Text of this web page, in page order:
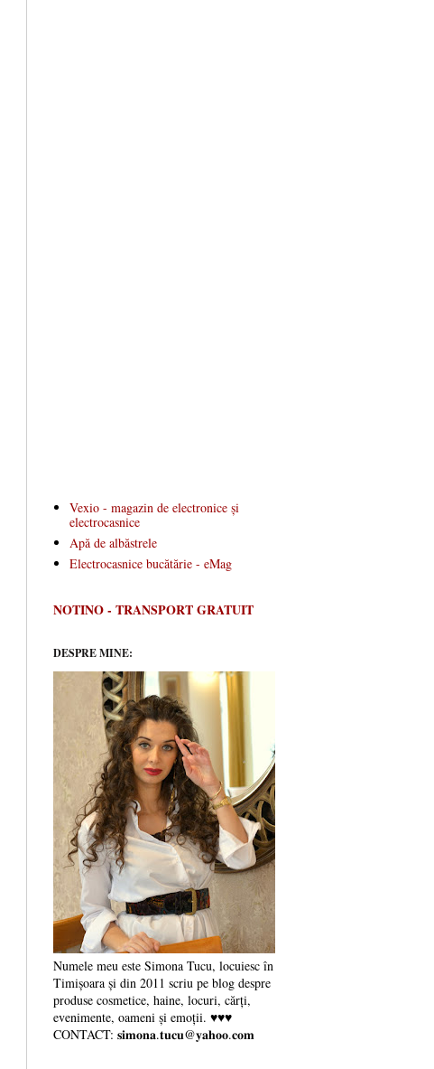
Vexio - magazin de electronice și
electrocasnice
Apă de albăstrele
Electrocasnice bucătărie - eMag
NOTINO - TRANSPORT GRATUIT
DESPRE MINE:
Numele meu este Simona Tucu, locuiesc în
Timișoara și din 2011 scriu pe blog despre
produse cosmetice, haine, locuri, cărți,
evenimente, oameni și emoții. ♥♥♥
CONTACT: 𝐬𝐢𝐦𝐨𝐧𝐚.𝐭𝐮𝐜𝐮@𝐲𝐚𝐡𝐨𝐨.𝐜𝐨𝐦